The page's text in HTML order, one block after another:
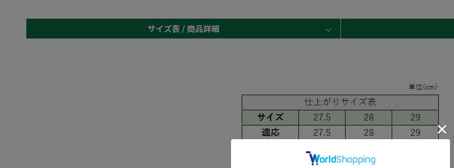
サイズ表 / 商品詳細